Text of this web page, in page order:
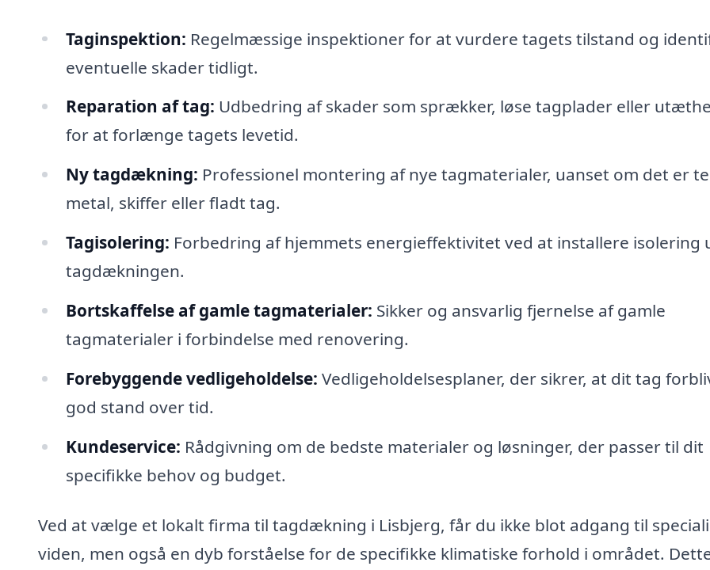
Taginspektion: Regelmæssige inspektioner for at vurdere tagets tilstand og
eventuelle skader tidligt.
Reparation af tag: Udbedring af skader som sprækker, løse tagplader eller
for at forlænge tagets levetid.
Ny tagdækning: Professionel montering af nye tagmaterialer, uanset om det er
metal, skiffer eller fladt tag.
Tagisolering: Forbedring af hjemmets energieffektivitet ved at installere isolering
tagdækningen.
Bortskaffelse af gamle tagmaterialer: Sikker og ansvarlig fjernelse af gamle
tagmaterialer i forbindelse med renovering.
Forebyggende vedligeholdelse: Vedligeholdelsesplaner, der sikrer, at dit tag
god stand over tid.
Kundeservice: Rådgivning om de bedste materialer og løsninger, der passer til dit
specifikke behov og budget.
Ved at vælge et lokalt firma til tagdækning i Lisbjerg, får du ikke blot adgang til
viden, men også en dyb forståelse for de specifikke klimatiske forhold i området.